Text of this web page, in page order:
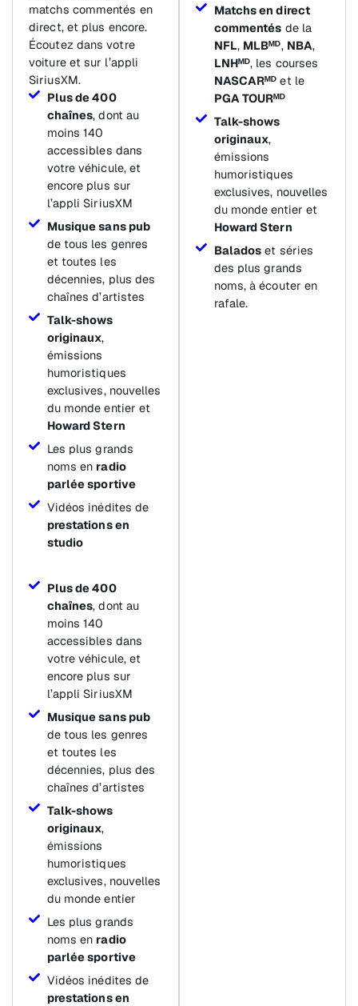
matchs commentés en
direct, et plus encore.
Écoutez dans votre
voiture et sur l’appli
SiriusXM.
Plus de 400
chaînes, dont au
moins 140
accessibles dans
votre véhicule, et
encore plus sur
l’appli SiriusXM
Musique sans pub
de tous les genres
et toutes les
décennies, plus des
chaînes d’artistes
Talk-shows
originaux,
émissions
humoristiques
exclusives, nouvelles
du monde entier et
Howard Stern
Les plus grands
noms en radio
parlée sportive
Vidéos inédites de
prestations en
studio
Plus de 400
chaînes, dont au
moins 140
accessibles dans
votre véhicule, et
encore plus sur
l’appli SiriusXM
Musique sans pub
de tous les genres
et toutes les
décennies, plus des
chaînes d’artistes
Talk-shows
originaux,
émissions
humoristiques
exclusives, nouvelles
du monde entier
Les plus grands
noms en radio
parlée sportive
Vidéos inédites de
prestations en
Matchs en direct
commentés de la
NFL, MLBᴹᴰ, NBA,
LNHᴹᴰ, les courses
NASCARᴹᴰ et le
PGA TOURᴹᴰ
Talk-shows
originaux,
émissions
humoristiques
exclusives, nouvelles
du monde entier et
Howard Stern
Balados et séries
des plus grands
noms, à écouter en
rafale.